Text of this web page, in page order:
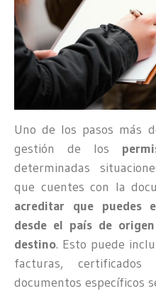
Uno de los pasos más
gestión de los
determinadas
que cuentes con la
acreditar que puedes
desde el país de
destino. Esto puede
facturas,
documentos específicos